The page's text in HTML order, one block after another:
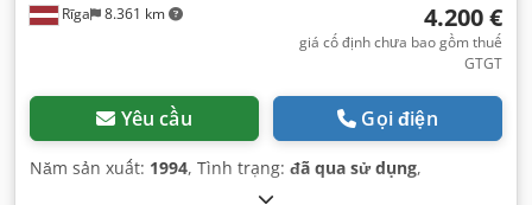
Rīga 8.361 km 4.200 €
giá cố định chưa bao gồm thuế
GTGT
Yêu cầu Gọi điện
Năm sản xuất: 1994, Tình trạng: đã qua sử dụng,